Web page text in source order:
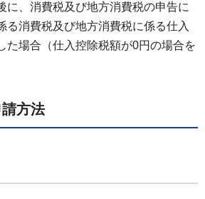
に、消費税及び地方消費税の申告に
る消費税及び地方消費税に係る仕入
た場合（仕入控除税額が0円の場合を
方法